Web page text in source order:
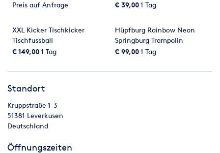
Preis auf Anfrage
€ 39,001 Tag
XXL Kicker Tischkicker
Tischfussball
€ 149,001 Tag
Hüpfburg Rainbow Neon
Springburg Trampolin
€ 99,001 Tag
Standort
Kruppstraße 1-3
51381 Leverkusen
Deutschland
Öffnungszeiten